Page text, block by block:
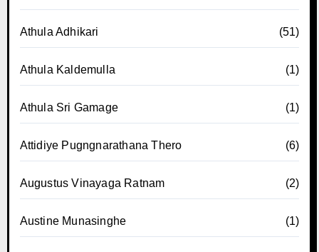
Athula Adhikari (51)
Athula Kaldemulla (1)
Athula Sri Gamage (1)
Attidiye Pugngnarathana Thero (6)
Augustus Vinayaga Ratnam (2)
Austine Munasinghe (1)